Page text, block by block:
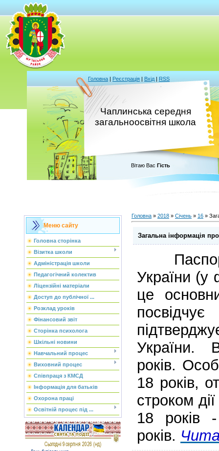
Головна | Реєстрація | Вхід | RSS
Чаплинська середня
загальноосвітня школа
Вітаю Вас Гість
Меню сайту
Головна сторінка
Візитка школи
Адміністрація школи
Педагогічний колектив
Ліцензійні матеріали
Доступ до публічної ...
Розклад уроків
Фінансовий звіт
Сторінка психолога
Шкільні новини
Навчальний процес
Виховний процес
Співпраця з КМСД
Інформація для батьків
Охорона праці
Освітній процес під ...
Головна » 2018 » Січень » 16 »
Загальна інформація
України (у
це
України.
років.
18 років,
строком
18 років
років.